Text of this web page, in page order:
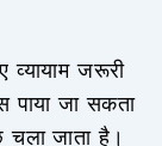
जरूरी
पाया जा सकता
जाता है।